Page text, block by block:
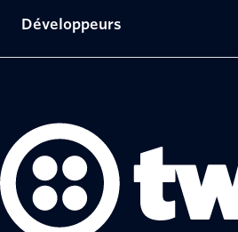
Développeurs